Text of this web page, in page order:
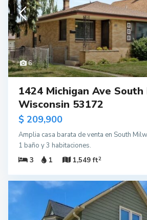
6
1424 Michigan Ave
Wisconsin 53172
$ 209,900
Amplia casa barata de venta en South
1 baño y 3 habitaciones.
3
1 1,549 ft2